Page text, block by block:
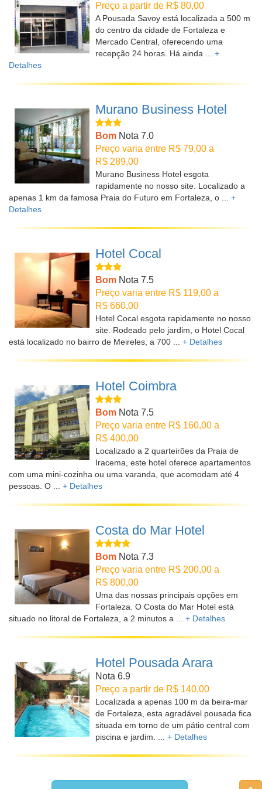
Preço a partir de R$ 80,00
A Pousada Savoy está localizada a 500 m
do centro da cidade de Fortaleza e
Mercado Central, oferecendo uma
recepção 24 horas. Há ainda ... +
Detalhes
Murano Business Hotel
Bom Nota 7.0
Preço varia entre R$ 79,00 a
R$ 289,00
Murano Business Hotel esgota
rapidamente no nosso site. Localizado a
apenas 1 km da famosa Praia do Futuro em Fortaleza, o ... +
Detalhes
Hotel Cocal
Bom Nota 7.5
Preço varia entre R$ 119,00 a
R$ 660,00
Hotel Cocal esgota rapidamente no nosso
site. Rodeado pelo jardim, o Hotel Cocal
está localizado no bairro de Meireles, a 700 ... + Detalhes
Hotel Coimbra
Bom Nota 7.5
Preço varia entre R$ 160,00 a
R$ 400,00
Localizado a 2 quarteirões da Praia de
Iracema, este hotel oferece apartamentos
com uma mini-cozinha ou uma varanda, que acomodam até 4
pessoas. O ... + Detalhes
Costa do Mar Hotel
Bom Nota 7.3
Preço varia entre R$ 200,00 a
R$ 800,00
Uma das nossas principais opções em
Fortaleza. O Costa do Mar Hotel está
situado no litoral de Fortaleza, a 2 minutos a ... + Detalhes
Hotel Pousada Arara
Nota 6.9
Preço a partir de R$ 140,00
Localizada a apenas 100 m da beira-mar
de Fortaleza, esta agradável pousada fica
situada em torno de um pátio central com
piscina e jardim. ... + Detalhes